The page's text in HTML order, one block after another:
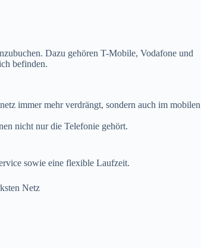
Dazu gehören T-Mobile, Vodafone und
befinden.
immer mehr verdrängt, sondern auch im mobilen
nicht nur die Telefonie gehört.
sowie eine flexible Laufzeit.